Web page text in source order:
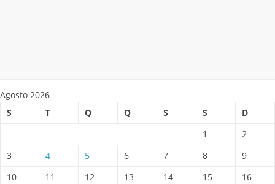
Agosto 2026
S
T Q Q S S
D
1
2
3
4 5 6 7 8
9
10
11 12 13 14 15
16